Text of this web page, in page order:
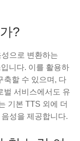
?
으로 변환하는
니다. 이를 활용하
축할 수 있으며, 다
벌 서비스에서도 유
기본 TTS 외에 더
성을 제공합니다.